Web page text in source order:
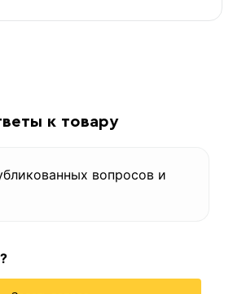
к товару
вопросов и